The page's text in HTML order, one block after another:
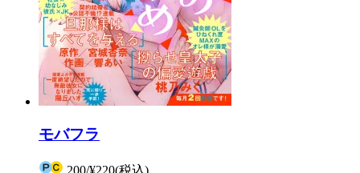
モバフラ
200/¥220(税込)